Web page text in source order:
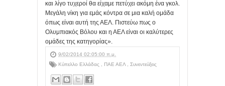
και λίγο τυχεροί θα είχαμε πετύχει ακόμη ένα γκολ.
Μεγάλη νίκη για εμάς κόντρα σε μια καλή ομάδα
όπως είναι αυτή της ΑΕΛ. Πιστεύω πως ο
Ολυμπιακός Βόλου και η ΑΕΛ είναι οι καλύτερες
ομάδες της κατηγορίας».
9/02/2014 02:05:00 π.μ.
Κύπελλο Ελλάδας
ΠΑΕ ΑΕΛ Συνεντεύξεις